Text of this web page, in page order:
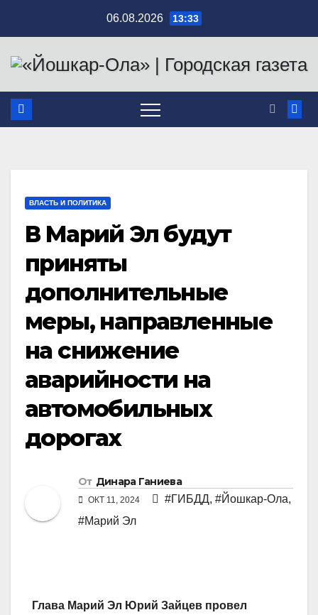
содержимому
06.08.2026 13:33
ВЛАСТЬ И ПОЛИТИКА
В Марий Эл будут
приняты
дополнительные
меры, направленные
на снижение
аварийности на
автомобильных
дорогах
От Динара Ганиева
ОКТ 11, 2024 #ГИБДД, #Йошкар-Ола,
#Марий Эл
Глава Марий Эл Юрий Зайцев провел